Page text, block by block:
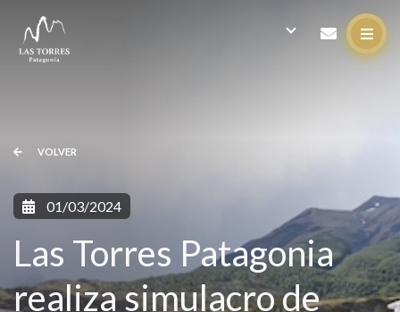
VOLVER
01/03/2024
Las Torres Patagonia
realiza simulacro de